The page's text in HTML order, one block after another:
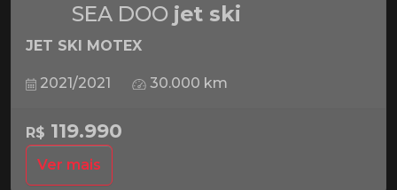
SEA DOO jet ski
JET SKI MOTEX
2021/2021 30.000 km
R$ 119.990
Ver mais